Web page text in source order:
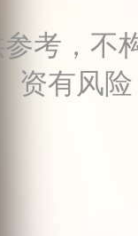
考，不
资有风